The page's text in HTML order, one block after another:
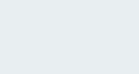
miasteczko Aubeterre-sur-Dronne
pięknego położenia oraz dwóch